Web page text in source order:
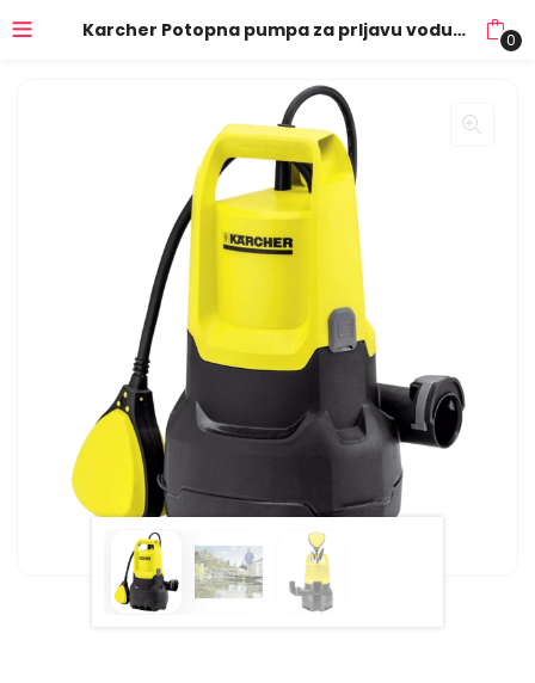
Karcher Potopna pumpa za prljavu vodu, 350W – SP 3 DIRT 0